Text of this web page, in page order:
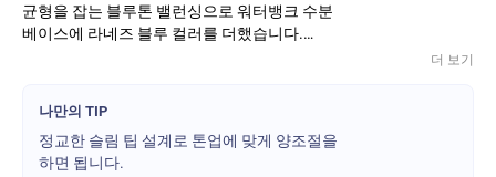
균형을 잡는 블루톤 밸런싱으로 워터뱅크 수분
베이스에 라네즈 블루 컬러를 더했습니다.
완성합니다. 여기에 블루 히알루론산에 병풀 PDRN을 더해 피부 장
벽을 보호해 줍니다. 스킨케어
워터리핏 텍스처로 화.잘.먹 베이스를 완성할 수
있고 베이스 던에 피부 컨디션부터 들뜸 걱정없이
더 보기
나만의 TIP
정교한 슬림 팁 설계로 톤업에 맞게 양조절을
하면 됩니다.